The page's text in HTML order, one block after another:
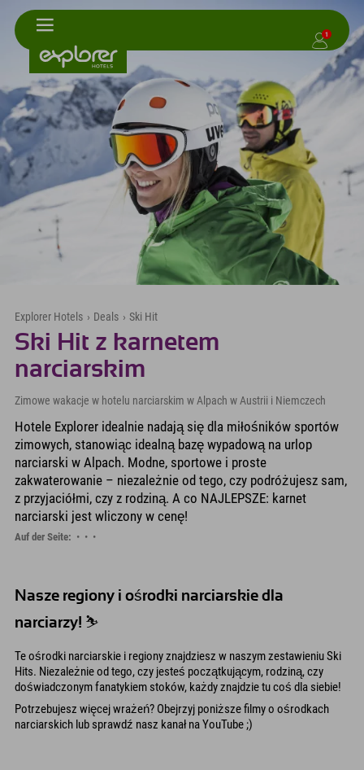
1
Explorer Hotels › Deals › Ski Hit
Ski Hit z karnetem
narciarskim
Zimowe wakacje w hotelu narciarskim w Alpach w Austrii i Niemczech
Hotele Explorer idealnie nadają się dla miłośników sportów
zimowych, stanowiąc idealną bazę wypadową na urlop
narciarski w Alpach. Modne, sportowe i proste
zakwaterowanie – niezależnie od tego, czy podróżujesz sam,
z przyjaciółmi, czy z rodziną. A co NAJLEPSZE: karnet
narciarski jest wliczony w cenę!
Auf der Seite:
Nasze regiony i ośrodki narciarskie dla
narciarzy! ⛷️
Te ośrodki narciarskie i regiony znajdziesz w naszym zestawieniu Ski
Hits. Niezależnie od tego, czy jesteś początkującym, rodziną, czy
doświadczonym fanatykiem stoków, każdy znajdzie tu coś dla siebie!
Potrzebujesz więcej wrażeń? Obejrzyj poniższe filmy o ośrodkach
narciarskich lub sprawdź nasz kanał na YouTube ;)